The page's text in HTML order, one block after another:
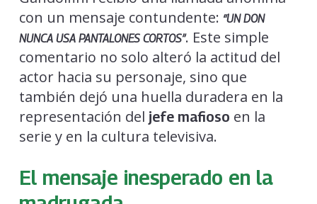
con un mensaje contundente: “UN DON
NUNCA USA PANTALONES CORTOS”. Este simple
comentario no solo alteró la actitud del
actor hacia su personaje, sino que
también dejó una huella duradera en la
representación del jefe mafioso en la
serie y en la cultura televisiva.
El mensaje inesperado en la